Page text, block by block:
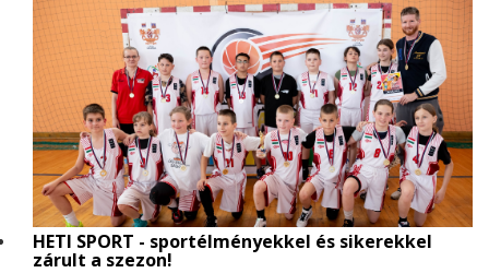
HETI SPORT - sportélményekkel és sikerekkel
zárult a szezon!